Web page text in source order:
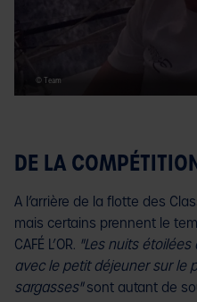
© Team
DE LA
A l’arrière de la flotte des
mais certains prennent le
CAFÉ L’OR. "Les nuits
avec le petit déjeuner sur le
sargasses"sont autant de